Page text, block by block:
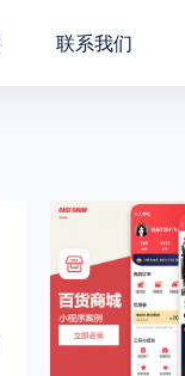
联系我们